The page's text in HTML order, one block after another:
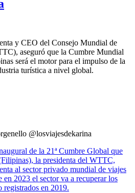
y CEO del Consejo Mundial de
aseguró que la Cumbre Mundial
será el motor para el impulso de la
turística a nivel global.
@losviajesdekarina